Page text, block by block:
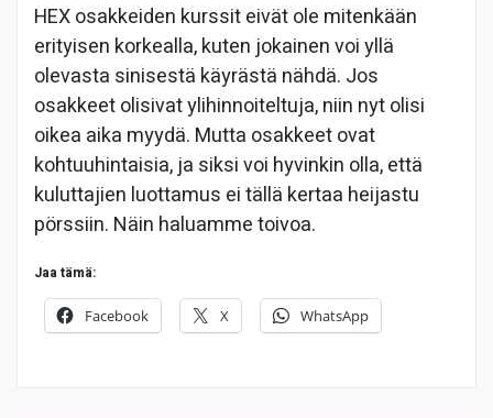
HEX osakkeiden kurssit eivät ole mitenkään
erityisen korkealla, kuten jokainen voi yllä
olevasta sinisestä käyrästä nähdä. Jos
osakkeet olisivat ylihinnoiteltuja, niin nyt olisi
oikea aika myydä. Mutta osakkeet ovat
kohtuuhintaisia, ja siksi voi hyvinkin olla, että
kuluttajien luottamus ei tällä kertaa heijastu
pörssiin. Näin haluamme toivoa.
Jaa tämä:
Facebook X WhatsApp